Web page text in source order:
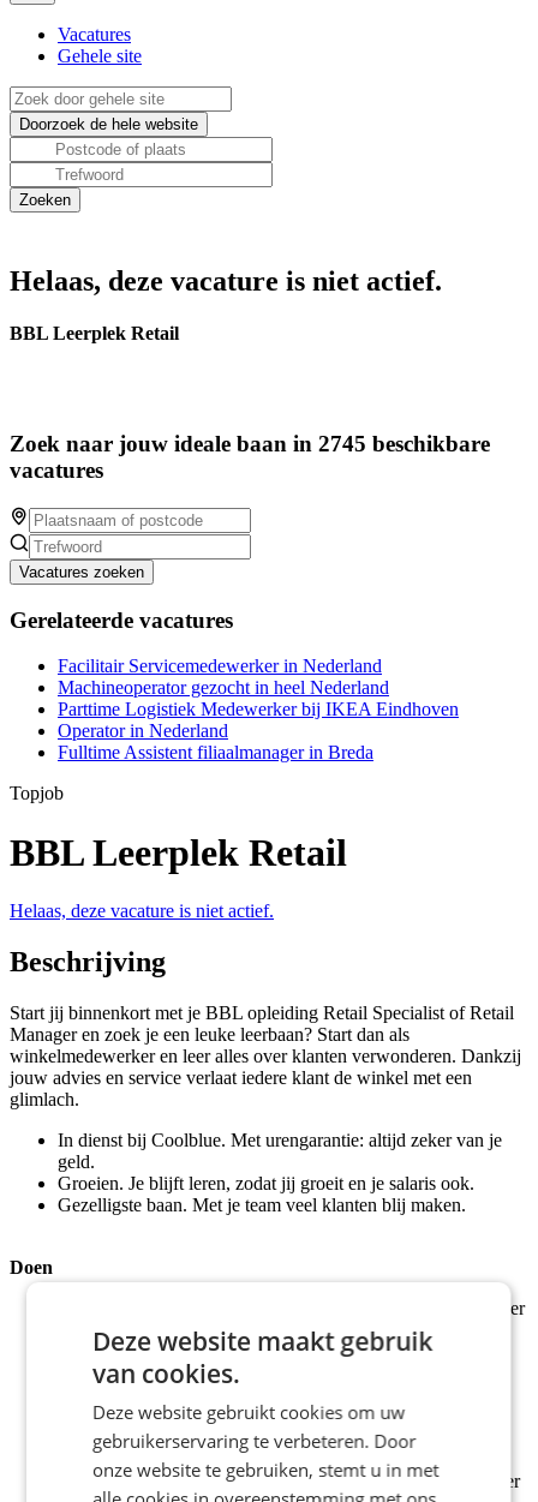
Vacatures
Gehele site
Helaas, deze vacature is niet actief.
BBL Leerplek Retail
Zoek naar jouw ideale baan in 2745 beschikbare
vacatures
Vacatures zoeken
Gerelateerde vacatures
Facilitair Servicemedewerker in Nederland
Machineoperator gezocht in heel Nederland
Parttime Logistiek Medewerker bij IKEA Eindhoven
Operator in Nederland
Fulltime Assistent filiaalmanager in Breda
Topjob
BBL Leerplek Retail
Helaas, deze vacature is niet actief.
Beschrijving
Start jij binnenkort met je BBL opleiding Retail Specialist of Retail
Manager en zoek je een leuke leerbaan? Start dan als
winkelmedewerker en leer alles over klanten verwonderen. Dankzij
jouw advies en service verlaat iedere klant de winkel met een
glimlach.
In dienst bij Coolblue. Met urengarantie: altijd zeker van je
geld.
Groeien. Je blijft leren, zodat jij groeit en je salaris ook.
Gezelligste baan. Met je team veel klanten blij maken.
Doen
Aan de slag als winkelmedewerker en tegelijk alles leren over
onze producten en onze missie; klanten verwonderen.
Klanten adviseren met jouw (groeiende) productkennis en
door de juiste vragen te stellen.
winkel verlaat met een glimlach.
Processen in de winkel verbeteren. Door bijvoorbeeld na te
denken over hoe we meer kunnen bijverkopen.
Jezelf uitdagen met targets en je verkoopskills naar een hoger
Deze website maakt gebruik
van cookies.
Deze website gebruikt cookies om uw
gebruikerservaring te verbeteren. Door
onze website te gebruiken, stemt u in met